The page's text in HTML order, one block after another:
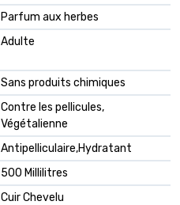
Parfum aux herbes
Adulte
Sans produits chimiques
Contre les pellicules,
Végétalienne
Antipelliculaire,Hydratant
500 Millilitres
Cuir Chevelu